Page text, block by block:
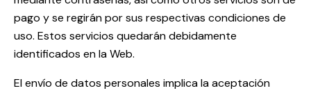
pago y se regirán por sus respectivas condiciones de
uso. Estos servicios quedarán debidamente
identificados en la Web.
El envío de datos personales implica la aceptación